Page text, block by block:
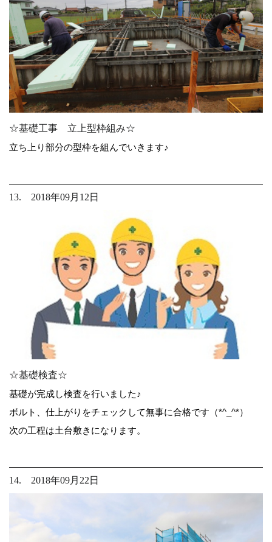
☆基礎工事 立上型枠組み☆
立ち上り部分の型枠を組んでいきます♪
13. 2018年09月12日
☆基礎検査☆
基礎が完成し検査を行いました♪
ボルト、仕上がりをチェックして無事に合格です（*^_^*）
次の工程は土台敷きになります。
14. 2018年09月22日